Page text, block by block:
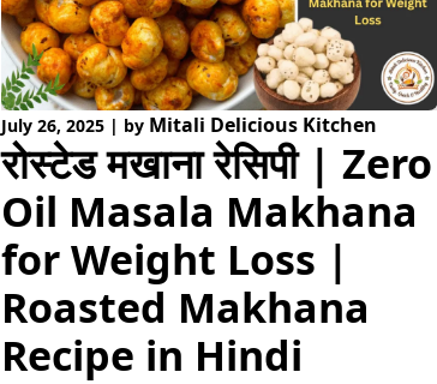
July 26, 2025 | by Mitali Delicious Kitchen
रोस्टेड मखाना रेसिपी | Zero
Oil Masala Makhana
for Weight Loss |
Roasted Makhana
Recipe in Hindi